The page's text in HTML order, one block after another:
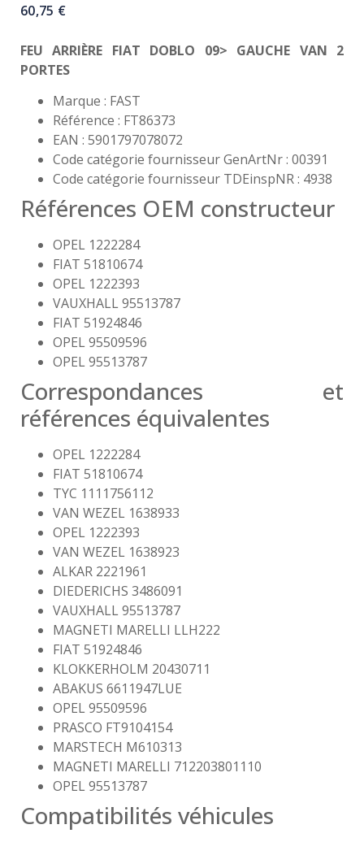
60,75 €
FEU ARRIÈRE FIAT DOBLO 09> GAUCHE VAN 2
PORTES
Marque : FAST
Référence : FT86373
EAN : 5901797078072
Code catégorie fournisseur GenArtNr : 00391
Code catégorie fournisseur TDEinspNR : 4938
Références OEM constructeur
OPEL 1222284
FIAT 51810674
OPEL 1222393
VAUXHALL 95513787
FIAT 51924846
OPEL 95509596
OPEL 95513787
Correspondances et
références équivalentes
OPEL 1222284
FIAT 51810674
TYC 1111756112
VAN WEZEL 1638933
OPEL 1222393
VAN WEZEL 1638923
ALKAR 2221961
DIEDERICHS 3486091
VAUXHALL 95513787
MAGNETI MARELLI LLH222
FIAT 51924846
KLOKKERHOLM 20430711
ABAKUS 6611947LUE
OPEL 95509596
PRASCO FT9104154
MARSTECH M610313
MAGNETI MARELLI 712203801110
OPEL 95513787
Compatibilités véhicules